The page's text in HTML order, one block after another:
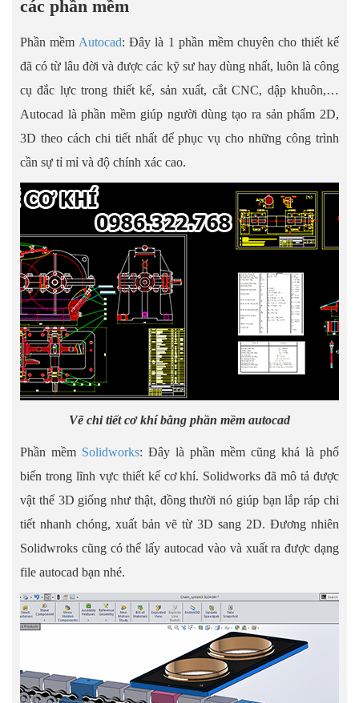
các phần mềm
Phần mềm Autocad: Đây là 1 phần mềm chuyên cho thiết kế
đã có từ lâu đời và được các kỹ sư hay dùng nhất, luôn là công
cụ đắc lực trong thiết kế, sản xuất, cắt CNC, dập khuôn,…
Autocad là phần mềm giúp người dùng tạo ra sản phẩm 2D,
3D theo cách chi tiết nhất để phục vụ cho những công trình
cần sự tỉ mỉ và độ chính xác cao.
Vẽ chi tiết cơ khí bằng phần mềm autocad
Phần mềm Solidworks: Đây là phần mềm cũng khá là phổ
biến trong lĩnh vực thiết kế cơ khí. Solidworks đã mô tả được
vật thể 3D giống như thật, đồng thười nó giúp bạn lắp ráp chi
tiết nhanh chóng, xuất bản vẽ từ 3D sang 2D. Đương nhiên
Solidwroks cũng có thể lấy autocad vào và xuất ra được dạng
file autocad bạn nhé.